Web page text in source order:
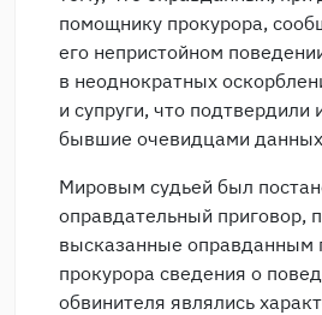
помощнику прокурора,
его непристойном
в неоднократных
и супруги, что подтвердили
бывшие очевидцами
Мировым судьей был
оправдательный приговор,
высказанные оправданным
прокурора сведения о
обвинителя являлись